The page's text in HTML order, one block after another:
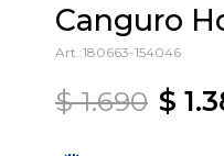
Canguro
180663-154046
$
$ 1.690